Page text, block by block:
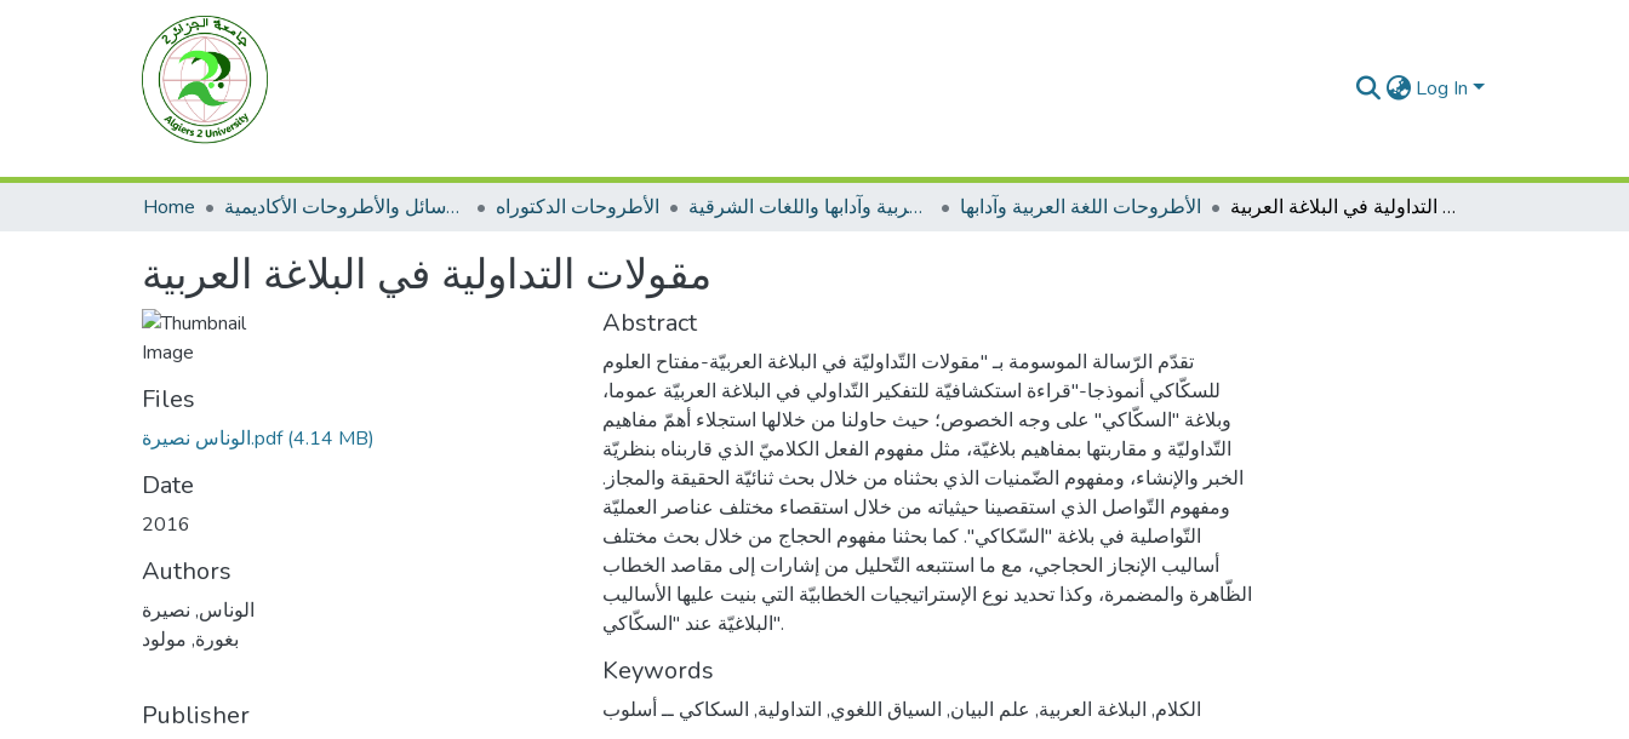
Log In
Home الرسائل والأطروحات الأكاديمية الأطروحات الدكتوراه الأطروحات اللغة العربية وآدابها واللغات الشرقية الأطروحات اللغة العربية وآدابها مقولات التداولية في البلاغة العربية
مقولات التداولية في البلاغة العربية
Files
الوناس نصيرة.pdf(4.14 MB)
Date
2016
Authors
الوناس, نصيرة
بغورة, مولود
Publisher
Abstract
تقدّم الرّسالة الموسومة بـ "مقولات التّداوليّة في البلاغة العربيّة-مفتاح العلوم
للسكّاكي أنموذجا-"قراءة استكشافيّة للتفكير التّداولي في البلاغة العربيّة عموما،
وبلاغة "السكّاكي" على وجه الخصوص؛ حيث حاولنا من خلالها استجلاء أهمّ مفاهيم
التّداوليّة و مقاربتها بمفاهيم بلاغيّة، مثل مفهوم الفعل الكلاميّ الذي قاربناه بنظريّة
الخبر والإنشاء، ومفهوم الضّمنيات الذي بحثناه من خلال بحث ثنائيّة الحقيقة والمجاز.
ومفهوم التّواصل الذي استقصينا حيثياته من خلال استقصاء مختلف عناصر العمليّة
التّواصلية في بلاغة "السّكاكي". كما بحثنا مفهوم الحجاج من خلال بحث مختلف
أساليب الإنجاز الحجاجي، مع ما استتبعه التّحليل من إشارات إلى مقاصد الخطاب
الظّاهرة والمضمرة، وكذا تحديد نوع الإستراتيجيات الخطابيّة التي بنيت عليها الأساليب
البلاغيّة عند "السكّاكي".
Keywords
الكلام, البلاغة العربية, علم البيان, السياق اللغوي, التداولية, السكاكي ــ أسلوب